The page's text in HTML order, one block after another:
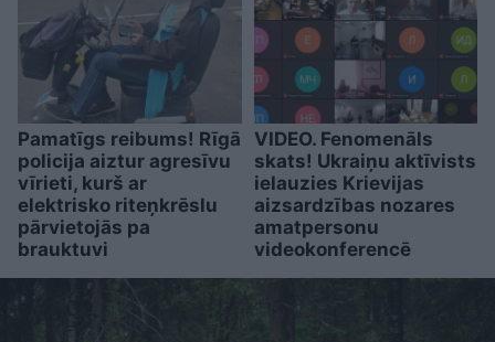
Pamatīgs reibums! Rīgā
policija aiztur agresīvu
vīrieti, kurš ar
elektrisko riteņkrēslu
pārvietojās pa
brauktuvi
VIDEO. Fenomenāls
skats! Ukraiņu aktīvists
ielauzies Krievijas
aizsardzības nozares
amatpersonu
videokonferencē